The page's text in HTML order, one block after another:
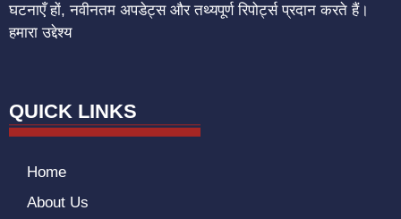
घटनाएँ हों, नवीनतम अपडेट्स और तथ्यपूर्ण रिपोर्ट्स प्रदान करते हैं।
हमारा उद्देश्य
QUICK LINKS
Home
About Us